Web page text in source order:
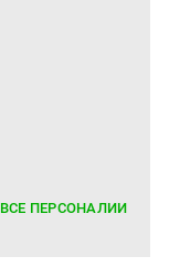
ВСЕ ПЕРСОНАЛИИ